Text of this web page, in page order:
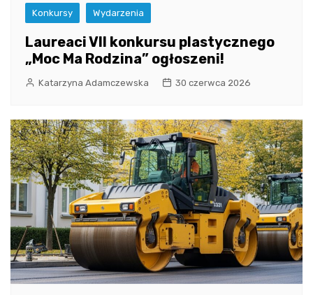
Konkursy Wydarzenia
Laureaci VII konkursu plastycznego
„Moc Ma Rodzina” ogłoszeni!
Katarzyna Adamczewska 30 czerwca 2026